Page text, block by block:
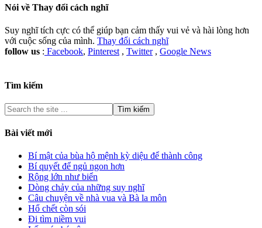
Nói về Thay đổi cách nghĩ
Suy nghĩ tích cực có thể giúp bạn cảm thấy vui vẻ và hài lòng hơn
với cuộc sống của mình. Thay đổi cách nghĩ
follow us : Facebook, Pinterest , Twitter, Google News
Tìm kiếm
Bài viết mới
Bí mật của bùa hộ mệnh kỳ diệu để thành công
Bí quyết để ngủ ngon hơn
Rộng lớn như biển
Dòng chảy của những suy nghĩ
Câu chuyện về nhà vua và Bà la môn
Hổ chết còn sói
Đi tìm niềm vui